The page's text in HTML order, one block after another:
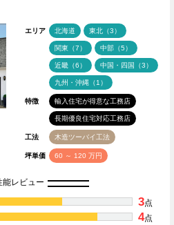
エリア 北海道 東北（3）
関東（7） 中部（5）
近畿（6） 中国・四国（3）
九州・沖縄（1）
特徴 輸入住宅が得意な工務店
長期優良住宅対応工務店
工法 木造ツーバイ工法
坪単価 60 ～ 120 万円
能レビュー
3点
4点